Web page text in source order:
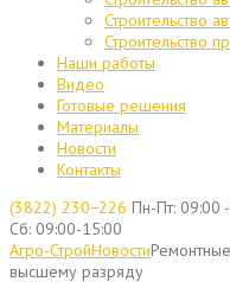
Строительство
Строительство
Наши работы
Видео
Готовые решения
Материалы
Новости
Контакты
(3822) 230−226 Пн-Пт: 09:00
Сб: 09:00-15:00
Агро-СтройНовости
высшему разряду